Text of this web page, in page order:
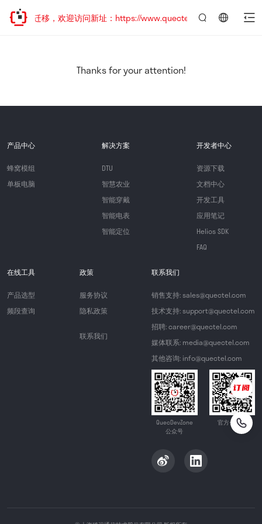
地址已迁移，欢迎访问新址：https://www.quectel.com.cn
Thanks for your attention!
产品中心
蜂窝模组
单板电脑
解决方案
DTU
智慧农业
智能穿戴
智能电表
智能定位
开发者中心
资源下载
文档中心
开发工具
应用笔记
Helios SDK
FAQ
在线工具
产品选型
频段查询
政策
服务协议
隐私政策
联系我们
联系我们
销售支持: sales@quectel.com
技术支持: support@quectel.com
招聘: career@quectel.com
媒体联系: media@quectel.com
其他咨询: info@quectel.com
QuecDevZone
公众号
官方公众号